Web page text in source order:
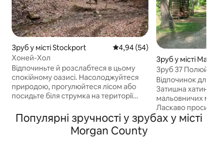
Зруб у місті Stockport Середня оцінка: 4,94 з 5,
4,94 (54)
Хоней-Хол
Відпочиньте й розслабтеся в цьому
спокійному оазисі. Насолоджуйтеся
природою, прогулюйтеся лісом або
посидьте біля струмка на території
нашому чотириколісному автомобілі
(150 доларів), полюйте на оленів
(2 мисливські лавки, вішалка для
Зруб у місті Malta
Зруб 37 Полюйте,
відпочивайте!
Відпочинок для
Затишна
мальовничих
Ласкаво
затишного
стилі в
Популярні зручності у зрубах у місті
Morgan County